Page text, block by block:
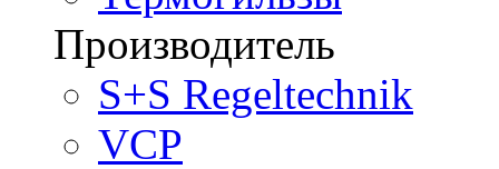
Производитель
S+S Regeltechnik
VCP